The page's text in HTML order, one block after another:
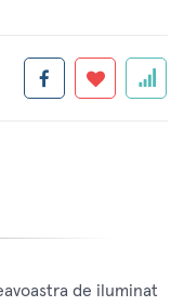
de iluminat